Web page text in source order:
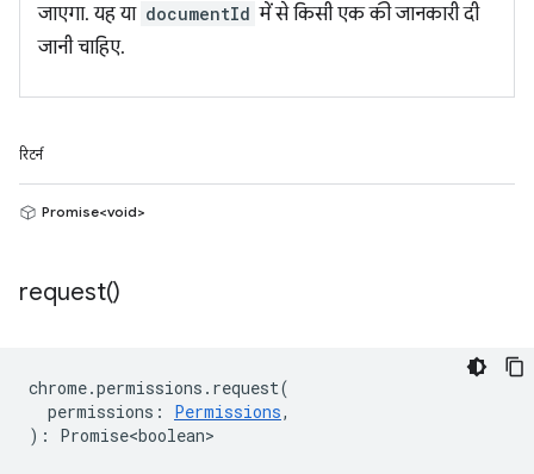
जाएगा. यह या documentId में से किसी एक की जानकारी दी
जानी चाहिए.
रिटर्न
Promise<void>
request()
chrome.permissions . request(
permissions : Permissions,
) : Promise<boolean>